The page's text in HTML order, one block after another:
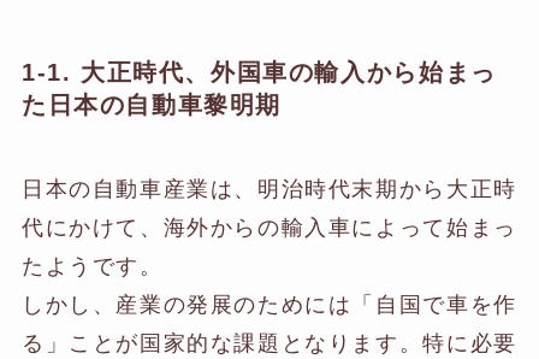
1-1. 大正時代、外国車の輸入から始まっ
た日本の自動車黎明期
日本の自動車産業は、明治時代末期から大正時
代にかけて、海外からの輸入車によって始まっ
たようです。
しかし、産業の発展のためには「自国で車を作
る」ことが国家的な課題となります。特に必要